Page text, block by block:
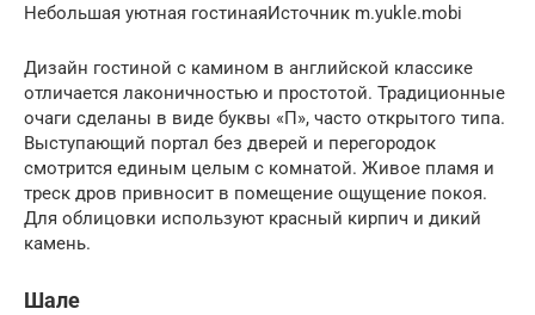
Небольшая уютная гостинаяИсточник m.yukle.mobi
Дизайн гостиной с камином в английской классике
отличается лаконичностью и простотой. Традиционные
очаги сделаны в виде буквы «П», часто открытого типа.
Выступающий портал без дверей и перегородок
смотрится единым целым с комнатой. Живое пламя и
треск дров привносит в помещение ощущение покоя.
Для облицовки используют красный кирпич и дикий
камень.
Шале